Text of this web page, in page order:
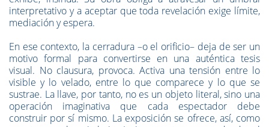
interpretativo y a aceptar que toda revelación exige límite,
mediación y espera.
En ese contexto, la cerradura –o el orificio– deja de ser un
motivo formal para convertirse en una auténtica tesis
visual. No clausura, provoca. Activa una tensión entre lo
visible y lo velado, entre lo que comparece y lo que se
sustrae. La llave, por tanto, no es un objeto literal, sino una
operación imaginativa que cada espectador debe
construir por sí mismo. La exposición se ofrece, así, como